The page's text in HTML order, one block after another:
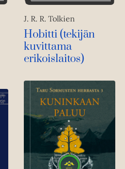
J. R. R. Tolkien
Hobitti (tekijän
kuvittama
erikoislaitos)